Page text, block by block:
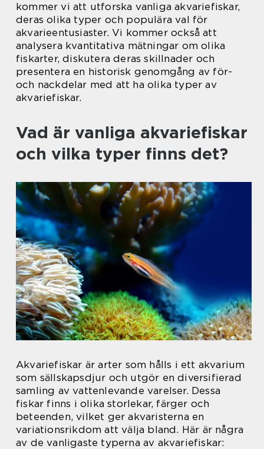
kommer vi att utforska vanliga akvariefiskar,
deras olika typer och populära val för
akvarieentusiaster. Vi kommer också att
analysera kvantitativa mätningar om olika
fiskarter, diskutera deras skillnader och
presentera en historisk genomgång av för-
och nackdelar med att ha olika typer av
akvariefiskar.
Vad är vanliga akvariefiskar
och vilka typer finns det?
Akvariefiskar är arter som hålls i ett akvarium
som sällskapsdjur och utgör en diversifierad
samling av vattenlevande varelser. Dessa
fiskar finns i olika storlekar, färger och
beteenden, vilket ger akvaristerna en
variationsrikdom att välja bland. Här är några
av de vanligaste typerna av akvariefiskar: